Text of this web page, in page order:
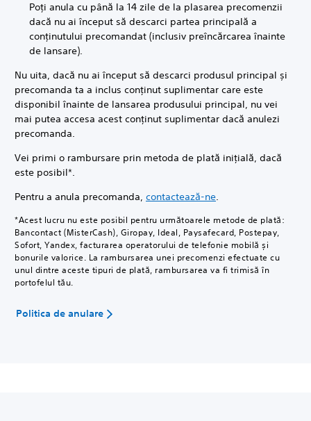
Poți anula cu până la 14 zile de la plasarea precomenzii
dacă nu ai început să descarci partea principală a
conținutului precomandat (inclusiv preîncărcarea înainte
de lansare).
Nu uita, dacă nu ai început să descarci produsul principal și
precomanda ta a inclus conținut suplimentar care este
disponibil înainte de lansarea produsului principal, nu vei
mai putea accesa acest conținut suplimentar dacă anulezi
precomanda.
Vei primi o rambursare prin metoda de plată inițială, dacă
este posibil*.
Pentru a anula precomanda, contactează-ne.
*Acest lucru nu este posibil pentru următoarele metode de plată:
Bancontact (MisterCash), Giropay, Ideal, Paysafecard, Postepay,
Sofort, Yandex, facturarea operatorului de telefonie mobilă și
bonurile valorice. La rambursarea unei precomenzi efectuate cu
unul dintre aceste tipuri de plată, rambursarea va fi trimisă în
portofelul tău.
Politica de anulare